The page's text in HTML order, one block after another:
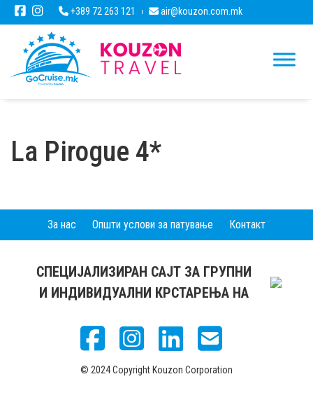
+389 72 263 121 air@kouzon.com.mk
La Pirogue 4*
За нас Општи услови за патување Контакт
СПЕЦИЈАЛИЗИРАН САЈТ ЗА ГРУПНИ
И ИНДИВИДУАЛНИ КРСТАРЕЊА НА
© 2024 Copyright Kouzon Corporation